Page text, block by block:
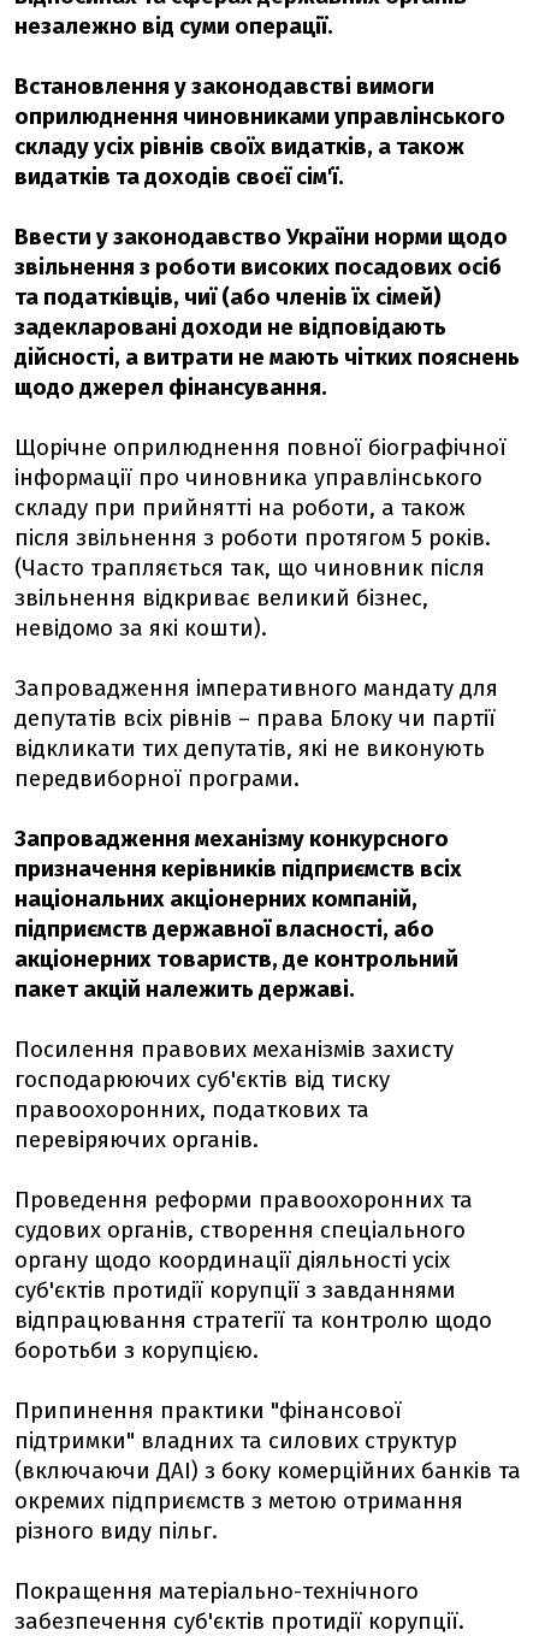
незалежно від суми операції.
Встановлення у законодавстві вимоги
оприлюднення чиновниками управлінського
складу усіх рівнів своїх видатків, а також
видатків та доходів своєї сім'ї.
Ввести у законодавство України норми щодо
звільнення з роботи високих посадових осіб
та податківців, чиї (або членів їх сімей)
задекларовані доходи не відповідають
дійсності, а витрати не мають чітких пояснень
щодо джерел фінансування.
Щорічне оприлюднення повної біографічної
інформації про чиновника управлінського
складу при прийнятті на роботи, а також
після звільнення з роботи протягом 5 років.
(Часто трапляється так, що чиновник після
звільнення відкриває великий бізнес,
невідомо за які кошти).
Запровадження імперативного мандату для
депутатів всіх рівнів – права Блоку чи партії
відкликати тих депутатів, які не виконують
передвиборної програми.
Запровадження механізму конкурсного
призначення керівників підприємств всіх
національних акціонерних компаній,
підприємств державної власності, або
акціонерних товариств, де контрольний
пакет акцій належить державі.
Посилення правових механізмів захисту
господарюючих суб'єктів від тиску
правоохоронних, податкових та
перевіряючих органів.
Проведення реформи правоохоронних та
судових органів, створення спеціального
органу щодо координації діяльності усіх
суб'єктів протидії корупції з завданнями
відпрацювання стратегії та контролю щодо
боротьби з корупцією.
Припинення практики "фінансової
підтримки" владних та силових структур
(включаючи ДАІ) з боку комерційних банків та
окремих підприємств з метою отримання
різного виду пільг.
Покращення матеріально-технічного
забезпечення суб'єктів протидії корупції.